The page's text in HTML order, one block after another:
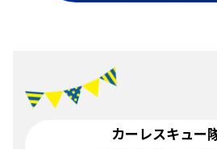
カーレスキュー